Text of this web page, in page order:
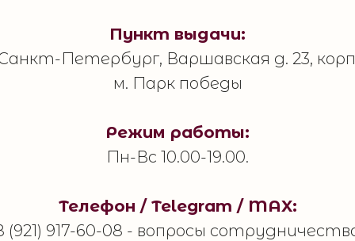
Пункт выдачи:
Петербург, Варшавская д. 23,
м. Парк победы
Режим работы:
Пн-Вс 10.00-19.00.
Телефон / Telegram / MAX:
(921) 917-60-08 - вопросы